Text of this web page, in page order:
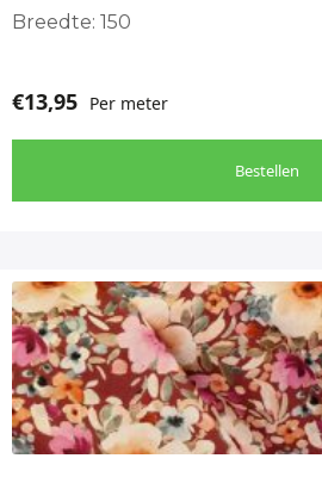
Breedte: 150
€13,95 Per meter
Bestellen